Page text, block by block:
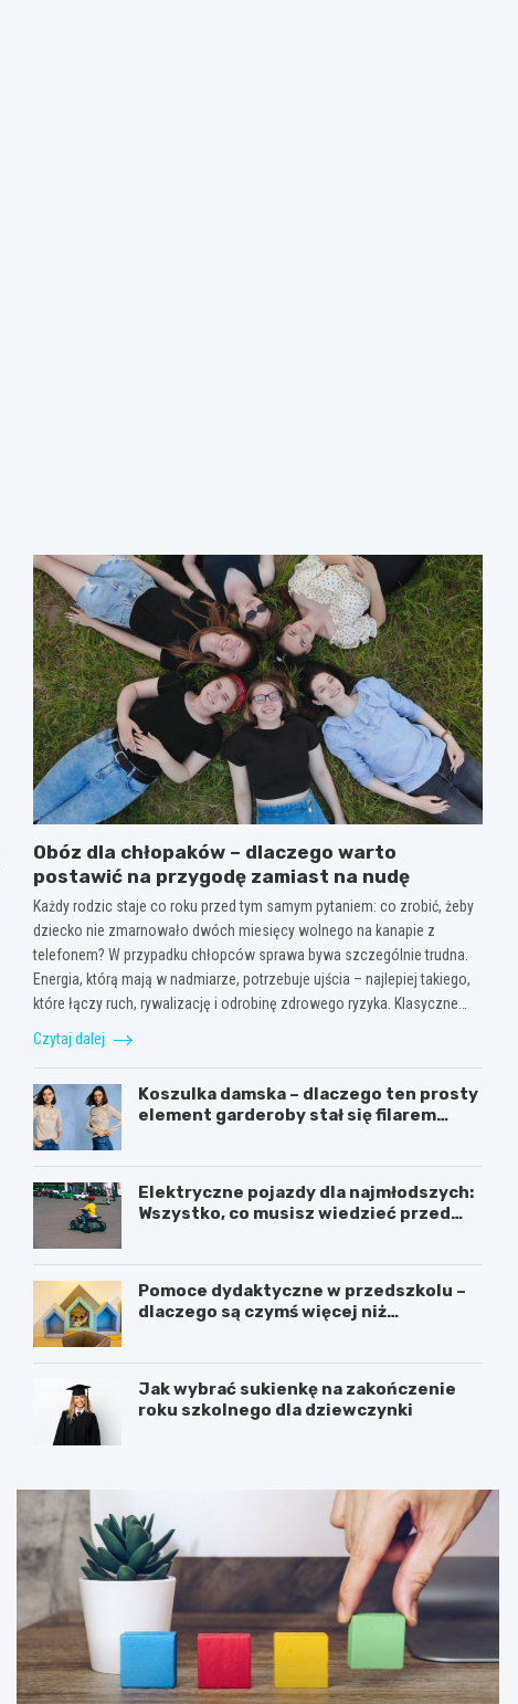
Obóz dla chłopaków – dlaczego warto
postawić na przygodę zamiast na nudę
Każdy rodzic staje co roku przed tym samym pytaniem: co zrobić, żeby
dziecko nie zmarnowało dwóch miesięcy wolnego na kanapie z
telefonem? W przypadku chłopców sprawa bywa szczególnie trudna.
Energia, którą mają w nadmiarze, potrzebuje ujścia – najlepiej takiego,
które łączy ruch, rywalizację i odrobinę zdrowego ryzyka. Klasyczne…
Czytaj dalej
Koszulka damska – dlaczego ten prosty
element garderoby stał się filarem
Elektryczne pojazdy dla najmłodszych:
Wszystko, co musisz wiedzieć przed
Pomoce dydaktyczne w przedszkolu –
dlaczego są czymś więcej niż
Jak wybrać sukienkę na zakończenie
roku szkolnego dla dziewczynki